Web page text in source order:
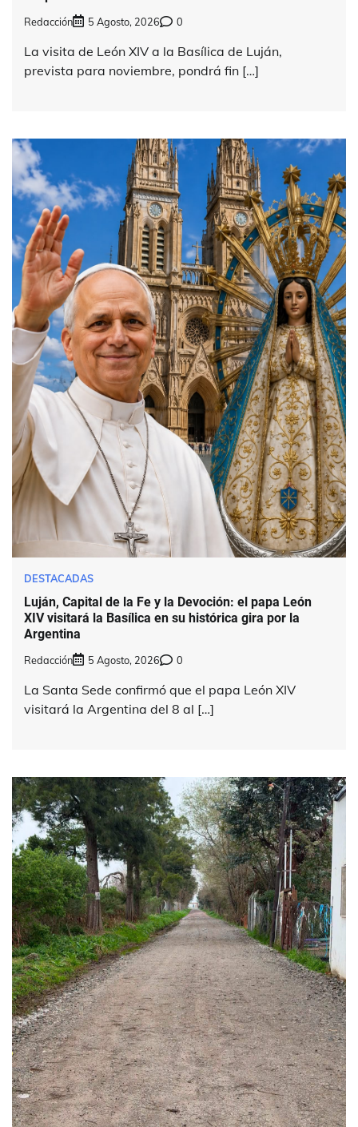
Redacción 5 Agosto, 2026 0
La visita de León XIV a la Basílica de Luján,
prevista para noviembre, pondrá fin […]
DESTACADAS
Luján, Capital de la Fe y la Devoción: el papa León
XIV visitará la Basílica en su histórica gira por la
Argentina
Redacción 5 Agosto, 2026 0
La Santa Sede confirmó que el papa León XIV
visitará la Argentina del 8 al […]